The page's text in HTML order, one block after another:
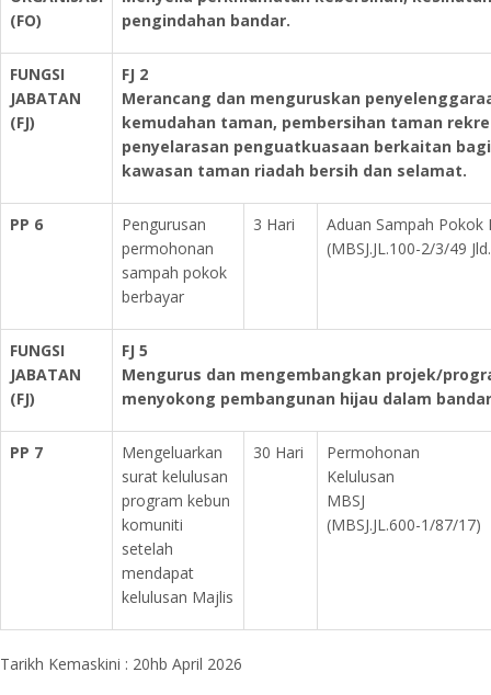
(FO)
pengindahan bandar.
FUNGSI
JABATAN
(FJ)
FJ 2
Merancang dan menguruskan
kemudahan taman, pembersihan taman
penyelarasan penguatkuasaan berkaitan
kawasan taman riadah bersih dan selamat.
PP 6
Pengurusan
permohonan
sampah pokok
berbayar
3 Hari
Aduan Sampah Pokok
(MBSJ.JL.100-2/3/49
FUNGSI
JABATAN
(FJ)
FJ 5
Mengurus dan mengembangkan projek/
menyokong pembangunan hijau dalam
PP 7
Mengeluarkan
surat kelulusan
program kebun
komuniti
setelah
mendapat
kelulusan Majlis
30 Hari
Kelulusan
MBSJ
(MBSJ.JL.600-1/87/17)
Tarikh Kemaskini : 20hb April 2026